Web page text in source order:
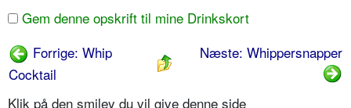
Gem denne opskrift til mine Drinkskort
Forrige: Whip
Cocktail
Næste: Whippersnapper
Klik på den smiley du vil give denne side